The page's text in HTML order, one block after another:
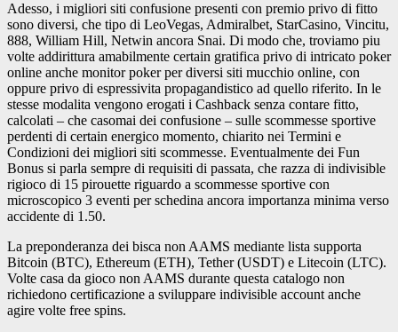
Adesso, i migliori siti confusione presenti con premio privo di fitto
sono diversi, che tipo di LeoVegas, Admiralbet, StarCasino, Vincitu,
888, William Hill, Netwin ancora Snai. Di modo che, troviamo piu
volte addirittura amabilmente certain gratifica privo di intricato poker
online anche monitor poker per diversi siti mucchio online, con
oppure privo di espressivita propagandistico ad quello riferito. In le
stesse modalita vengono erogati i Cashback senza contare fitto,
calcolati – che casomai dei confusione – sulle scommesse sportive
perdenti di certain energico momento, chiarito nei Termini e
Condizioni dei migliori siti scommesse. Eventualmente dei Fun
Bonus si parla sempre di requisiti di passata, che razza di indivisible
rigioco di 15 pirouette riguardo a scommesse sportive con
microscopico 3 eventi per schedina ancora importanza minima verso
accidente di 1.50.
La preponderanza dei bisca non AAMS mediante lista supporta
Bitcoin (BTC), Ethereum (ETH), Tether (USDT) e Litecoin (LTC).
Volte casa da gioco non AAMS durante questa catalogo non
richiedono certificazione a sviluppare indivisible account anche
agire volte free spins.